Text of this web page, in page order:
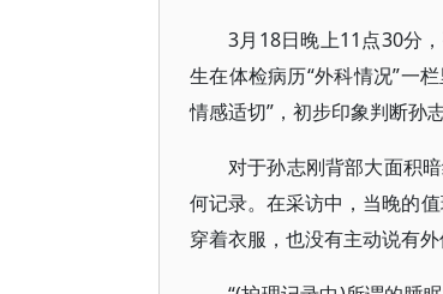
3月18日晚上11点30分
生在体检病历“外科情况”一
情感适切”，初步印象判断孙
对于孙志刚背部大面积
何记录。在采访中，当晚的
穿着衣服，也没有主动说有